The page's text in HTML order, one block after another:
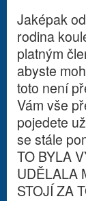
Jaképak
rodina
platným
abyste
toto není
Vám vše
pojedete
se stále
TO BYLA
UDĚLALA
STOJÍ ZA